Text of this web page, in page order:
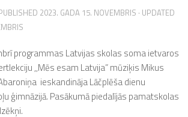
2023. GADA 15. NOVEMBRIS · UPDATED
programmas Latvijas skolas soma ietvaros
,,Mēs esam Latvija” mūziķis Mikus
ieskandināja Lāčplēša dienu
ģimnāzijā. Pasākumā piedalījās pamatskolas